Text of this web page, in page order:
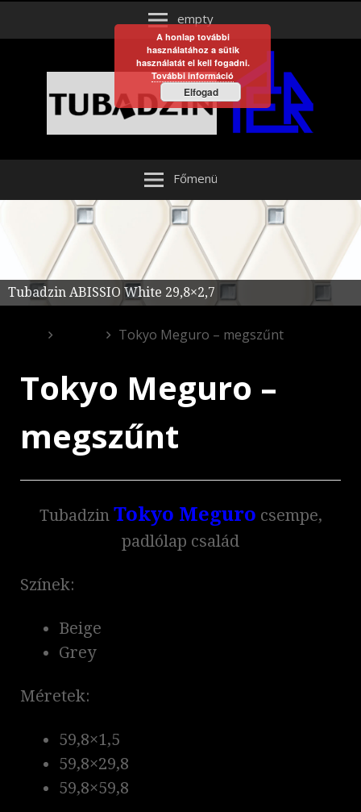
empty
Főmenü
Tubadzin ABISSIO White 29,8×2,7
Tokyo Meguro – megszűnt
Tokyo Meguro –
megszűnt
Tubadzin Tokyo Meguro csempe,
padlólap család
Színek:
Beige
Grey
Méretek:
59,8×1,5
59,8×29,8
59,8×59,8
A honlap további
használatához a sütik
használatát el kell fogadni.
További információ
Elfogad